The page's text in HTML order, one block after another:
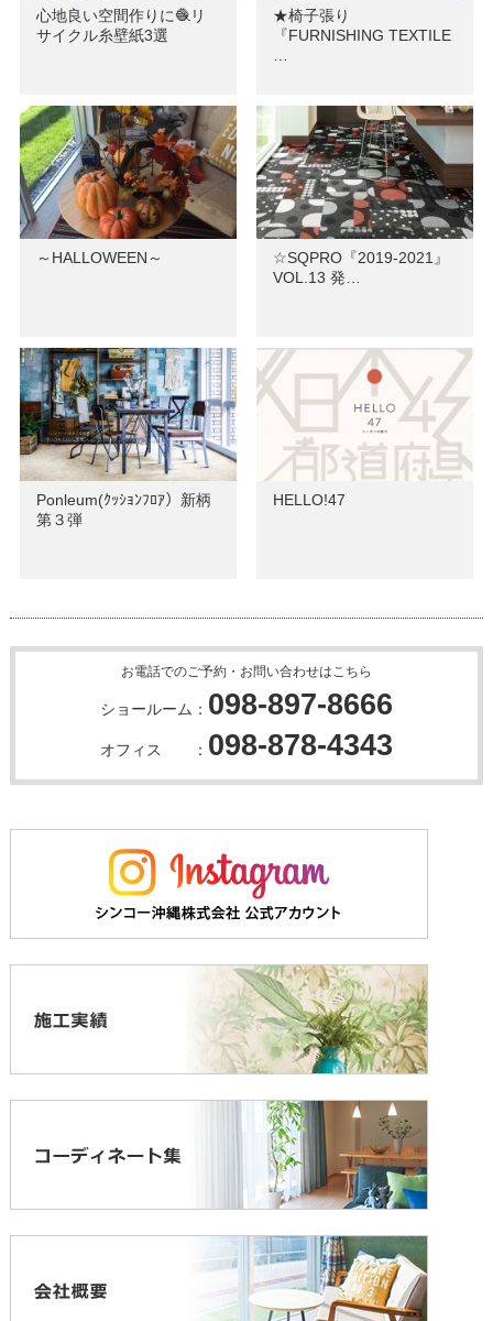
心地良い空間作りに🧶リ
サイクル糸壁紙3選
★椅子張り
『FURNISHING TEXTILE
～HALLOWEEN～
☆SQPRO『2019-2021』
VOL.13 発…
Ponleum(ｸｯｼｮﾝﾌﾛｱ）新柄
第３弾
HELLO!47
お電話でのご予約・お問い合わせはこちら
ショールーム： 098-897-8666
オフィス ： 098-878-4343